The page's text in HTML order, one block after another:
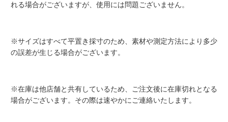
れる場合がございますが、使用には問題ございません。
※サイズはすべて平置き採寸のため、素材や測定方法により多少
の誤差が生じる場合がございます。
※在庫は他店舗と共有しているため、ご注文後に在庫切れとなる
場合がございます。その際は速やかにご連絡いたします。